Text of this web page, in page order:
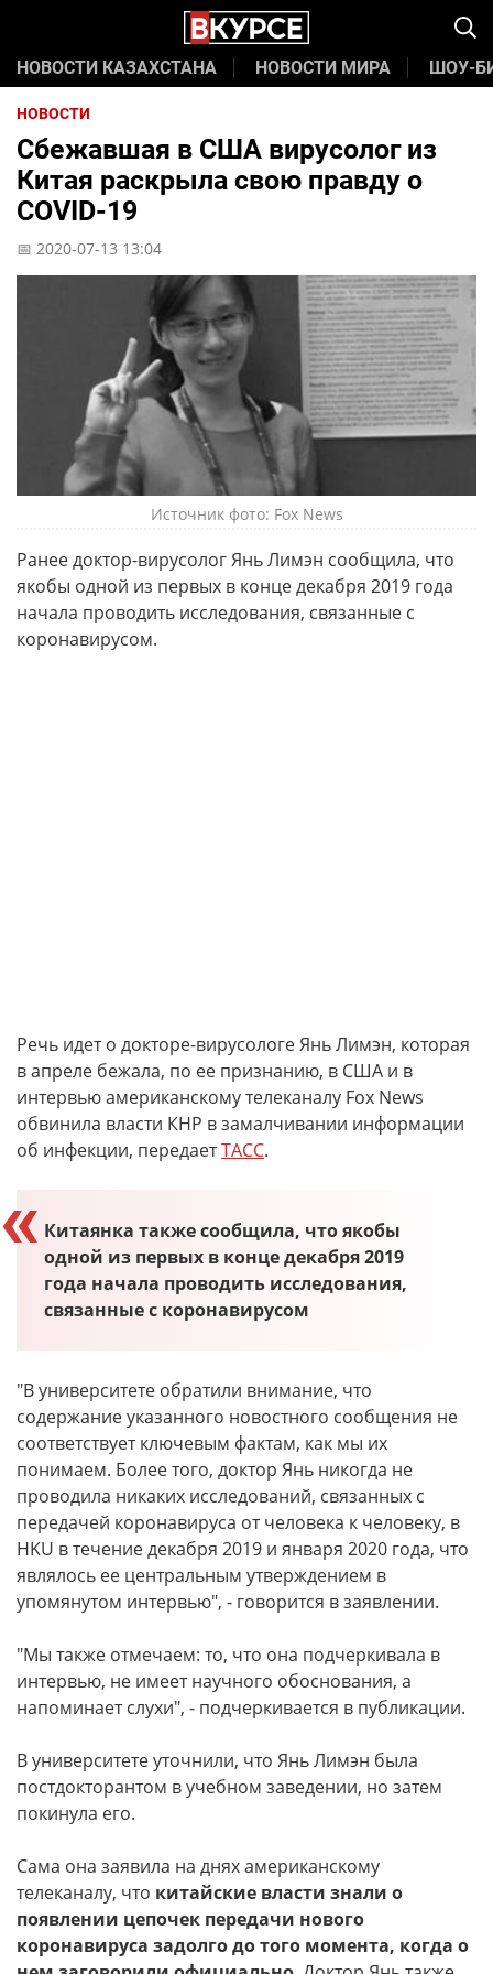
НОВОСТИ КАЗАХСТАНА НОВОСТИ МИРА ШОУ-
НОВОСТИ
Сбежавшая в США вирусолог из
Китая раскрыла свою правду о
COVID-19
📅 2020-07-13 13:04
Источник фото: Fox News
Ранее доктор-вирусолог Янь Лимэн сообщила, что
якобы одной из первых в конце декабря 2019 года
начала проводить исследования, связанные с
коронавирусом.
Речь идет о докторе-вирусологе Янь Лимэн, которая
в апреле бежала, по ее признанию, в США и в
интервью американскому телеканалу Fox News
обвинила власти КНР в замалчивании информации
об инфекции, передаетТАСС.
Китаянка также сообщила, что якобы
одной из первых в конце декабря 2019
года начала проводить исследования,
связанные с коронавирусом
"В университете обратили внимание, что
содержание указанного новостного сообщения не
соответствует ключевым фактам, как мы их
понимаем. Более того, доктор Янь никогда не
проводила никаких исследований, связанных с
передачей коронавируса от человека к человеку, в
HKU в течение декабря 2019 и января 2020 года, что
являлось ее центральным утверждением в
упомянутом интервью", - говорится в заявлении.
"Мы также отмечаем: то, что она подчеркивала в
интервью, не имеет научного обоснования, а
напоминает слухи", - подчеркивается в публикации.
В университете уточнили, что Янь Лимэн была
постдокторантом в учебном заведении, но затем
покинула его.
Сама она заявила на днях американскому
телеканалу, что китайские власти знали о
появлении цепочек передачи нового
коронавируса задолго до того момента, когда о